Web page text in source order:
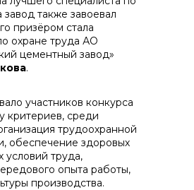
завод также завоевал
призёром стала
охране труда АО
цементный завод»
.
участников конкурса
критериев, среди
трудоохранной
обеспечение здоровых
условий труда,
опыта работы,
производства.